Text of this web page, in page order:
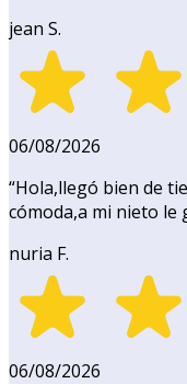
jean S.
06/08/2026
“Hola,llegó bien de
cómoda,a mi nieto le
nuria F.
06/08/2026